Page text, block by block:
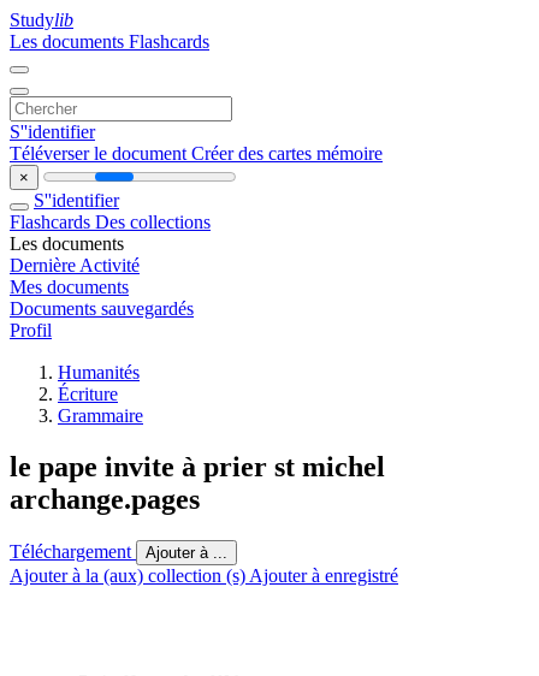
Studylib
Les documents Flashcards
S''identifier
Téléverser le document Créer des cartes mémoire
×
S''identifier
Flashcards Des collections
Les documents
Dernière Activité
Mes documents
Documents sauvegardés
Profil
Humanités
Écriture
Grammaire
le pape invite à prier st michel
archange.pages
Téléchargement Ajouter à ...
Ajouter à la (aux) collection (s) Ajouter à enregistré